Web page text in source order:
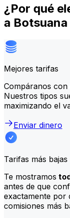
¿Por qué
a Botsuana
Mejores tarifas
Compáranos
Nuestros tipos
maximizando el
Enviar dinero
Tarifas más bajas
Te mostramos
antes de que
exactamente por
comisiones más